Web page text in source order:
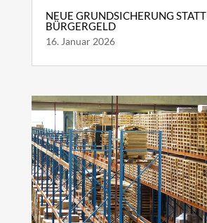
NEUE GRUNDSICHERUNG STATT
BÜRGERGELD
16. Januar 2026